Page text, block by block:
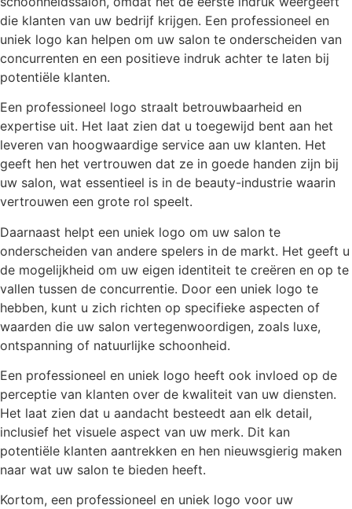
die klanten van uw bedrijf krijgen. Een professioneel en
uniek logo kan helpen om uw salon te onderscheiden van
concurrenten en een positieve indruk achter te laten bij
potentiële klanten.
Een professioneel logo straalt betrouwbaarheid en
expertise uit. Het laat zien dat u toegewijd bent aan het
leveren van hoogwaardige service aan uw klanten. Het
geeft hen het vertrouwen dat ze in goede handen zijn bij
uw salon, wat essentieel is in de beauty-industrie waarin
vertrouwen een grote rol speelt.
Daarnaast helpt een uniek logo om uw salon te
onderscheiden van andere spelers in de markt. Het geeft u
de mogelijkheid om uw eigen identiteit te creëren en op te
vallen tussen de concurrentie. Door een uniek logo te
hebben, kunt u zich richten op specifieke aspecten of
waarden die uw salon vertegenwoordigen, zoals luxe,
ontspanning of natuurlijke schoonheid.
Een professioneel en uniek logo heeft ook invloed op de
perceptie van klanten over de kwaliteit van uw diensten.
Het laat zien dat u aandacht besteedt aan elk detail,
inclusief het visuele aspect van uw merk. Dit kan
potentiële klanten aantrekken en hen nieuwsgierig maken
naar wat uw salon te bieden heeft.
Kortom, een professioneel en uniek logo voor uw